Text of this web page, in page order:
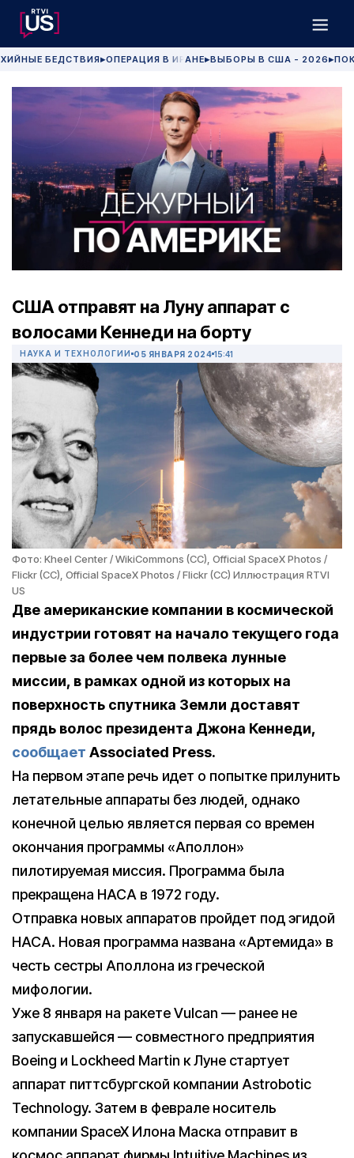
БЕДСТВИЯ▶ОПЕРАЦИЯ В ИРАНЕ▶ВЫБОРЫ В США - 2026 ▶
США отправят на Луну аппарат с
волосами Кеннеди на борту
НАУКА И ТЕХНОЛОГИИ 05 ЯНВАРЯ 2024 15:41
Фото: Kheel Center / WikiCommons (CC), Official SpaceX Photos /
Flickr (CC), Official SpaceX Photos / Flickr (CC) Иллюстрация RTVI
US
Две американские компании в космической
индустрии готовят на начало текущего года
первые за более чем полвека лунные
миссии, в рамках одной из которых на
поверхность спутника Земли доставят
прядь волос президента Джона Кеннеди,
сообщает Associated Press.
На первом этапе речь идет о попытке прилунить
летательные аппараты без людей, однако
конечной целью является первая со времен
окончания программы «Аполлон»
пилотируемая миссия. Программа была
прекращена НАСА в 1972 году.
Отправка новых аппаратов пройдет под эгидой
НАСА. Новая программа названа «Артемида» в
честь сестры Аполлона из греческой
мифологии.
Уже 8 января на ракете Vulcan — ранее не
запускавшейся — совместного предприятия
Boeing и Lockheed Martin к Луне стартует
аппарат питтсбургской компании Astrobotic
Technology. Затем в феврале носитель
компании SpaceX Илона Маска отправит в